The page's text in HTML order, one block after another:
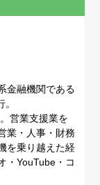
金融機関である
営業支援業を
業・人事・財務
を乗り越えた経
・YouTube・コ